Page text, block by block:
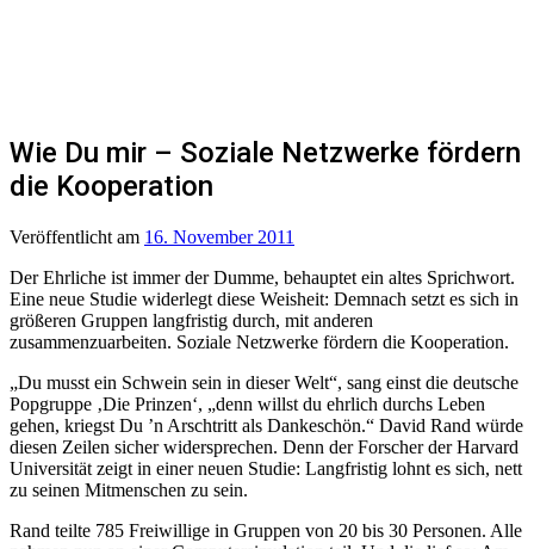
Wie Du mir – Soziale Netzwerke fördern
die Kooperation
Veröffentlicht am 16. November 2011
Der Ehrliche ist immer der Dumme, behauptet ein altes Sprichwort.
Eine neue Studie widerlegt diese Weisheit: Demnach setzt es sich in
größeren Gruppen langfristig durch, mit anderen
zusammenzuarbeiten. Soziale Netzwerke fördern die Kooperation.
„Du musst ein Schwein sein in dieser Welt“, sang einst die deutsche
Popgruppe ‚Die Prinzen‘, „denn willst du ehrlich durchs Leben
gehen, kriegst Du ’n Arschtritt als Dankeschön.“ David Rand würde
diesen Zeilen sicher widersprechen. Denn der Forscher der Harvard
Universität zeigt in einer neuen Studie: Langfristig lohnt es sich, nett
zu seinen Mitmenschen zu sein.
Rand teilte 785 Freiwillige in Gruppen von 20 bis 30 Personen. Alle